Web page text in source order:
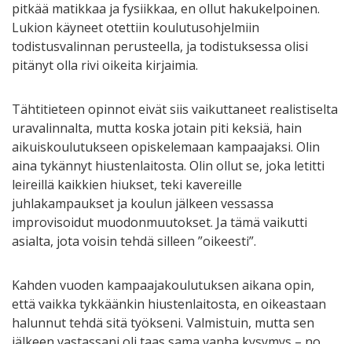
pitkää matikkaa ja fysiikkaa, en ollut hakukelpoinen.
Lukion käyneet otettiin koulutusohjelmiin
todistusvalinnan perusteella, ja todistuksessa olisi
pitänyt olla rivi oikeita kirjaimia.
Tähtitieteen opinnot eivät siis vaikuttaneet realistiselta
uravalinnalta, mutta koska jotain piti keksiä, hain
aikuiskoulutukseen opiskelemaan kampaajaksi. Olin
aina tykännyt hiustenlaitosta. Olin ollut se, joka letitti
leireillä kaikkien hiukset, teki kavereille
juhlakampaukset ja koulun jälkeen vessassa
improvisoidut muodonmuutokset. Ja tämä vaikutti
asialta, jota voisin tehdä silleen ”oikeesti”.
Kahden vuoden kampaajakoulutuksen aikana opin,
että vaikka tykkäänkin hiustenlaitosta, en oikeastaan
halunnut tehdä sitä työkseni. Valmistuin, mutta sen